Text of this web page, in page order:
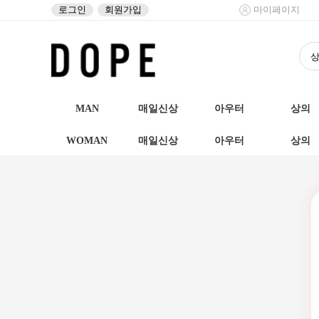
로그인 회원가입 마이페이지
MAN 매일신상 아우터 상의
WOMAN 매일신상 아우터 상의